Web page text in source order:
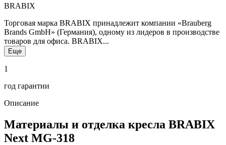
BRABIX
Торговая марка BRABIX принадлежит компании «Brauberg
Brands GmbH» (Германия), одному из лидеров в производстве
товаров для офиса. BRABIX...
Еще
1
год гарантии
Описание
Материалы и отделка кресла BRABIX
Next MG-318